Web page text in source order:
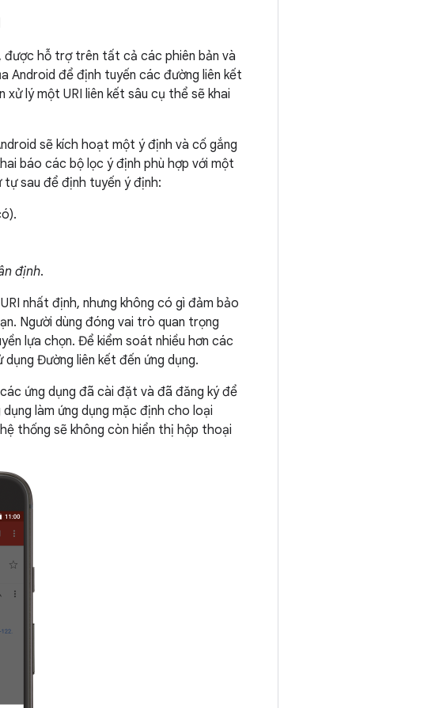
được hỗ trợ trên tất cả các phiên bản và
Android để định tuyến các đường liên kết
xử lý một URI liên kết sâu cụ thể sẽ khai
sẽ kích hoạt một ý định và cố gắng
báo các bộ lọc ý định phù hợp với một
sau để định tuyến ý định:
định.
nhất định, nhưng không có gì đảm bảo
Người dùng đóng vai trò quan trọng
lựa chọn. Để kiểm soát nhiều hơn các
Đường liên kết đến ứng dụng.
ứng dụng đã cài đặt và đã đăng ký để
làm ứng dụng mặc định cho loại
thống sẽ không còn hiển thị hộp thoại